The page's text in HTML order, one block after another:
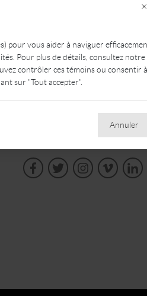
pour vous aider à naviguer
Pour plus de détails, consultez notre
contrôler ces témoins ou consentir à
sur "Tout accepter".
Annuler
×
Golf Club, MEX